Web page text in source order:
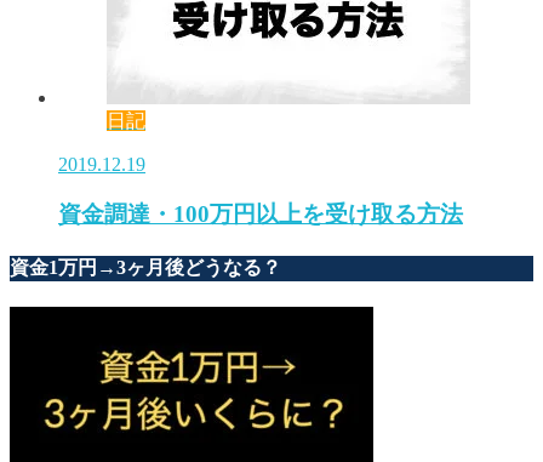
日記
2019.12.19
資金調達・100万円以上を受け取る方法
資金1万円→3ヶ月後どうなる？